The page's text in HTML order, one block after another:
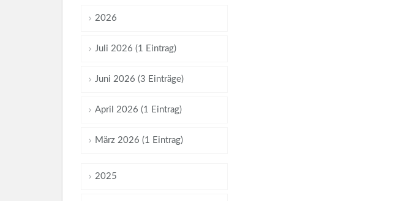
2026
Juli 2026 (1 Eintrag)
Juni 2026 (3 Einträge)
April 2026 (1 Eintrag)
März 2026 (1 Eintrag)
2025